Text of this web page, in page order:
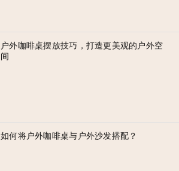
户外咖啡桌摆放技巧，打造更美观的户外空
间
如何将户外咖啡桌与户外沙发搭配？